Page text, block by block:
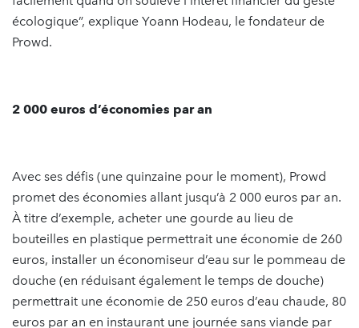
écologique”, explique Yoann Hodeau, le fondateur de
Prowd.
2 000 euros d’économies par an
Avec ses défis (une quinzaine pour le moment), Prowd
promet des économies allant jusqu’à 2 000 euros par an.
À titre d’exemple, acheter une gourde au lieu de
bouteilles en plastique permettrait une économie de 260
euros, installer un économiseur d’eau sur le pommeau de
douche (en réduisant également le temps de douche)
permettrait une économie de 250 euros d’eau chaude, 80
euros par an en instaurant une journée sans viande par